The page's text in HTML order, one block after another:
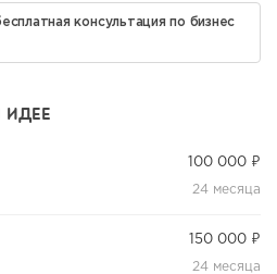
консультация по бизнес
ИДЕЕ
100 000 ₽
24 месяца
150 000 ₽
24 месяца